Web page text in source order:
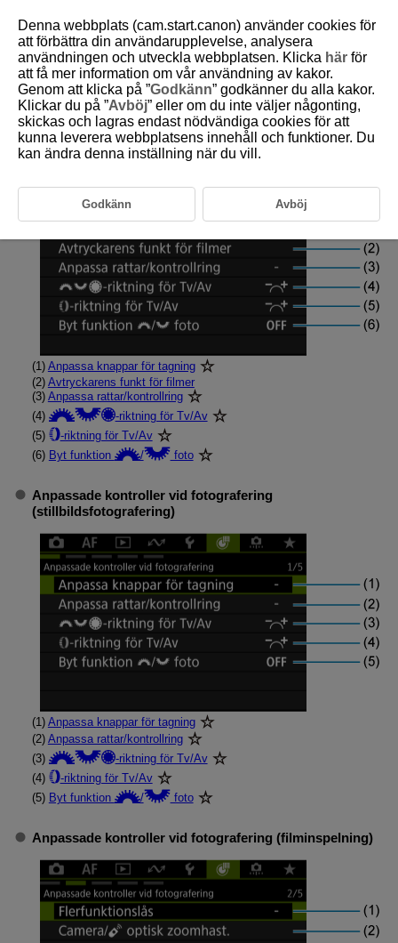
D388-232
Flikmenyer: Anpassning
Anpassade kontroller vid fotografering
(1) Anpassa knappar för tagning
(2) Avtryckarens funkt för filmer
(3) Anpassa rattar/kontrollring
(4)
-riktning för Tv/Av
(5)
-riktning för Tv/Av
(6) Byt funktion / foto
Anpassade kontroller vid fotografering
(stillbildsfotografering)
(1) Anpassa knappar för tagning
(2) Anpassa rattar/kontrollring
(3)
-riktning för Tv/Av
(4)
-riktning för Tv/Av
(5) Byt funktion / foto
Anpassade kontroller vid fotografering (filminspelning)
Denna webbplats (cam.start.canon) använder cookies för
att förbättra din användarupplevelse, analysera
användningen och utveckla webbplatsen. Klicka här för
att få mer information om vår användning av kakor.
Genom att klicka på ”Godkänn” godkänner du alla kakor.
Klickar du på ”Avböj” eller om du inte väljer någonting,
skickas och lagras endast nödvändiga cookies för att
kunna leverera webbplatsens innehåll och funktioner. Du
kan ändra denna inställning när du vill.
Godkänn Avböj